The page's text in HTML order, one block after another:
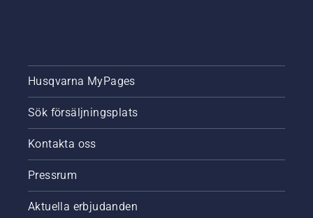
Husqvarna MyPages
Sök försäljningsplats
Kontakta oss
Pressrum
Aktuella erbjudanden